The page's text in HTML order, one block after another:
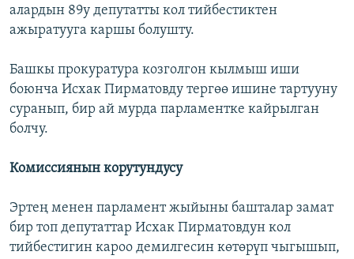
алардын 89у депутатты кол тийбестиктен
ажыратууга каршы болушту.
Башкы прокуратура козголгон кылмыш иши
боюнча Исхак Пирматовду тергөө ишине тартууну
суранып, бир ай мурда парламентке кайрылган
болчу.
Комиссиянын корутундусу
Эртең менен парламент жыйыны башталар замат
бир топ депутаттар Исхак Пирматовдун кол
тийбестигин кароо демилгесин көтөрүп чыгышып,